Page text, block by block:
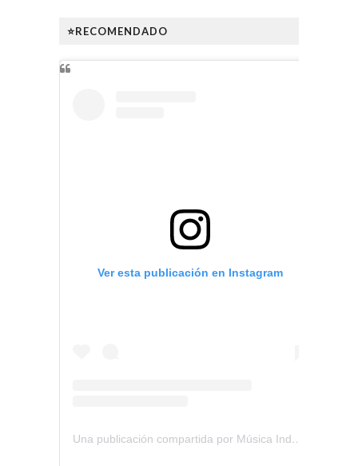
⭐RECOMENDADO
Ver esta publicación en Instagram
Una publicación compartida por Música Independiente Perú 🇵🇪 (@musica.independiente.peru)